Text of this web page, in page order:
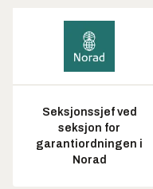
Seksjonssjef ved
seksjon for
garantiordningen i
Norad